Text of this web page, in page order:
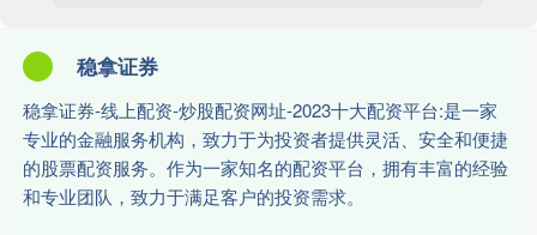
稳拿证券
稳拿证券-线上配资-炒股配资网址-2023十大配资平台:是一家
专业的金融服务机构，致力于为投资者提供灵活、安全和便捷
的股票配资服务。作为一家知名的配资平台，拥有丰富的经验
和专业团队，致力于满足客户的投资需求。